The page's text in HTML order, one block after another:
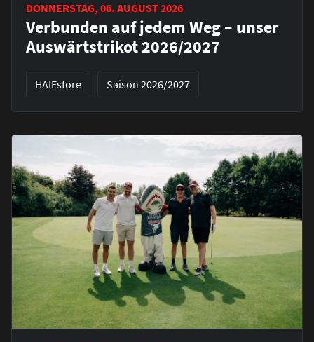
DONNERSTAG, 06. AUGUST 2026
Verbunden auf jedem Weg – unser
Auswärtstrikot 2026/2027
HAIEstore Saison 2026/2027